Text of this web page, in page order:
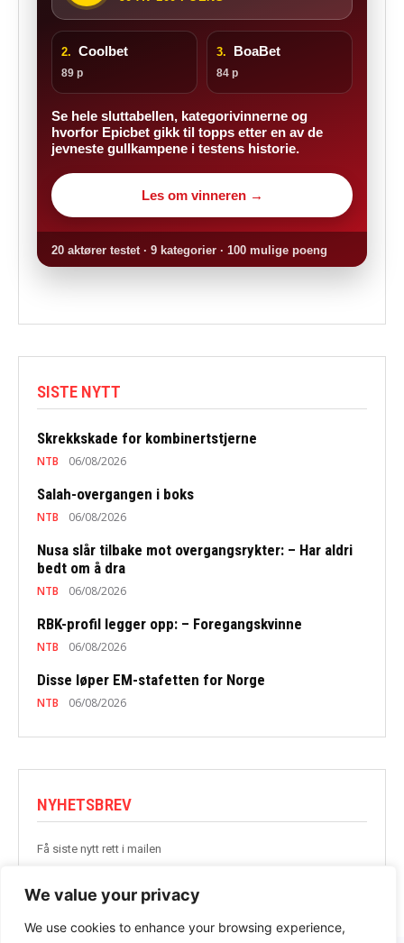
We value your privacy
We use cookies to enhance your browsing experience,
2. Coolbet
89 p
3. BoaBet
84 p
Se hele sluttabellen, kategorivinnerne og
hvorfor Epicbet gikk til topps etter en av de
jevneste gullkampene i testens historie.
Les om vinneren →
20 aktører testet · 9 kategorier · 100 mulige poeng
SISTE NYTT
Skrekkskade for kombinertstjerne
NTB 06/08/2026
Salah-overgangen i boks
NTB 06/08/2026
Nusa slår tilbake mot overgangsrykter: – Har aldri
bedt om å dra
NTB 06/08/2026
RBK-profil legger opp: – Foregangskvinne
NTB 06/08/2026
Disse løper EM-stafetten for Norge
NTB 06/08/2026
NYHETSBREV
Få siste nytt rett i mailen